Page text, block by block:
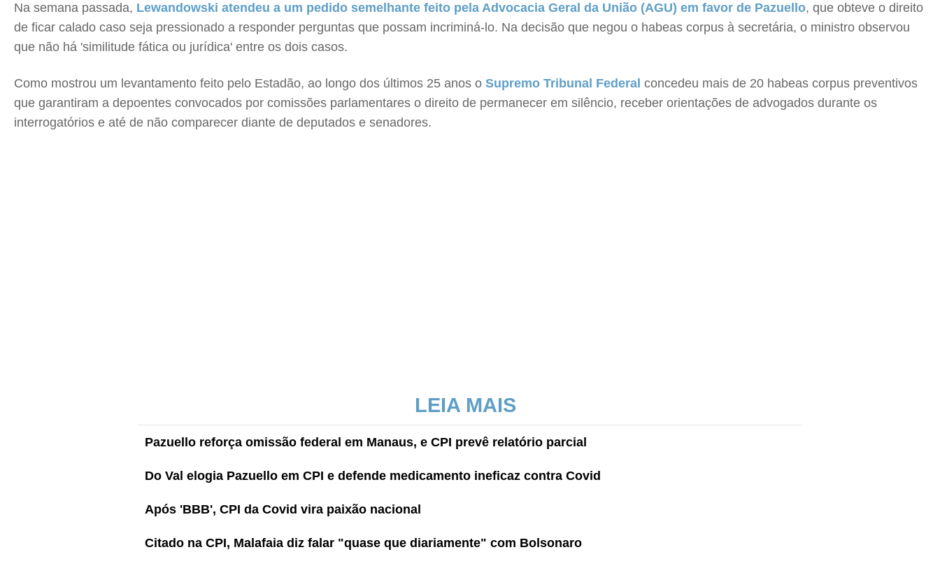
Na semana passada, Lewandowski atendeu a um pedido semelhante feito pela Advocacia Geral da União (AGU) em favor de Pazuello, que obteve o direito
de ficar calado caso seja pressionado a responder perguntas que possam incriminá-lo. Na decisão que negou o habeas corpus à secretária, o ministro observou
que não há 'similitude fática ou jurídica' entre os dois casos.
Como mostrou um levantamento feito pelo Estadão, ao longo dos últimos 25 anos o Supremo Tribunal Federal concedeu mais de 20 habeas corpus preventivos
que garantiram a depoentes convocados por comissões parlamentares o direito de permanecer em silêncio, receber orientações de advogados durante os
interrogatórios e até de não comparecer diante de deputados e senadores.
LEIA MAIS
Pazuello reforça omissão federal em Manaus, e CPI prevê relatório parcial
Do Val elogia Pazuello em CPI e defende medicamento ineficaz contra Covid
Após 'BBB', CPI da Covid vira paixão nacional
Citado na CPI, Malafaia diz falar "quase que diariamente" com Bolsonaro